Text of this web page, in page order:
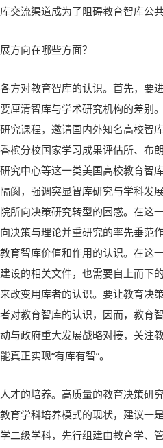
交流渠道成为了阻碍教育智库公
方向在哪些方面？
方对教育智库的认识。首先，要
厘清智库与学术研究机构的差别
究课程，邀请国内外知名高校智
槟分校国家学习成果评估所、布
究中心等这一类美国高校教育智
阂，强调突显智库研究与学科发
所向决策研究转型的困惑。在这
决策与理论并重研究的率先垂范
育智库价值和作用的认识。在这
设的相关文件，也需要自上而下
改变用库者的认识。要让教育决
对教育智库的认识，因而，教育
与政府重大发展战略对接，关注
正实现“有库有智”。
才的培养。高质量的教育决策研
育学科培养模式的现状，建议一
二级学科，先行组建由教育学、